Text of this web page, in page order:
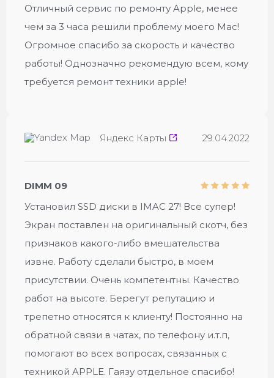
Отличный сервис по ремонту Apple, менее
чем за 3 часа решили проблему моего Mac!
Огромное спасибо за скорость и качество
работы! Однозначно рекомендую всем, кому
требуется ремонт техники apple!
Яндекс Карты 29.04.2022
DIMM 09
Установил SSD диски в IMAC 27! Все супер!
Экран поставлен на оригинальный скотч, без
признаков какого-либо вмешательства
извне. Работу сделали быстро, в моем
присутствии. Очень компетентны. Качество
работ на высоте. Берегут репутацию и
трепетно относятся к клиенту! Постоянно на
обратной связи в чатах, по телефону и.т.п,
помогают во всех вопросах, связанных с
техникой APPLE. Гаязу отдельное спасибо!